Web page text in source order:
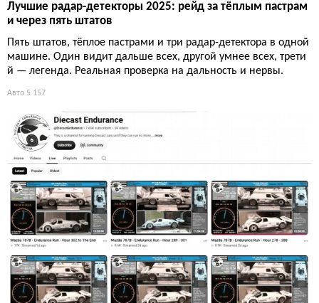
Лучшие радар-детекторы 2025: рейд за тёплым пастрам
и через пять штатов
Пять штатов, тёплое пастрами и три радар-детектора в одной
машине. Один видит дальше всех, другой умнее всех, трети
й — легенда. Реальная проверка на дальность и нервы.
Авто 5 157